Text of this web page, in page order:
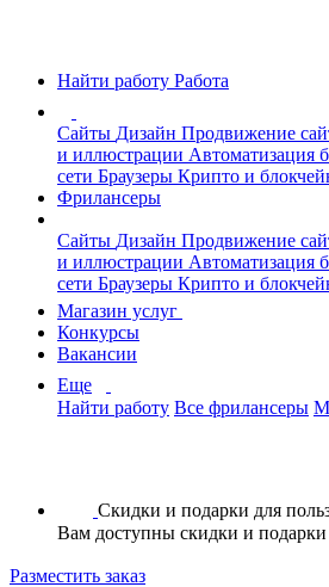
Найти работу Работа
Сайты Дизайн Продвижение
и иллюстрации Автоматизация
сети Браузеры Крипто и
Фрилансеры
Сайты Дизайн Продвижение
и иллюстрации Автоматизация
сети Браузеры Крипто и
Магазин услуг
Конкурсы
Вакансии
Еще
Найти работу Все фрилансеры
Скидки и подарки для
Вам доступны скидки и подарки
Разместить заказ